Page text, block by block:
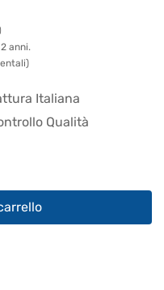
anni.
Italiana
Qualità